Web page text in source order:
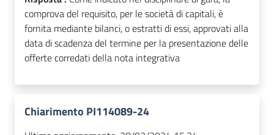
comprova del requisito, per le società di capitali, è
fornita mediante bilanci, o estratti di essi, approvati alla
data di scadenza del termine per la presentazione delle
offerte corredati della nota integrativa
Chiarimento PI114089-24